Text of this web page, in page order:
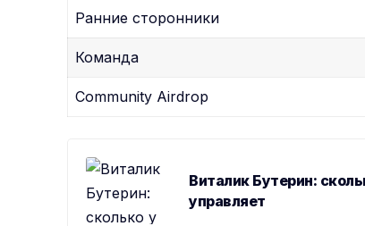
Ранние сторонники
Команда
Community Airdrop
Виталик Бутерин:
управляет